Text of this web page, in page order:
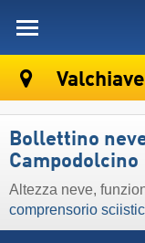
Bollettino
Campodolcino
Altezza neve,
comprensorio
Campodolcino